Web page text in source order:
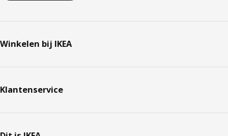
Winkelen bij IKEA
Klantenservice